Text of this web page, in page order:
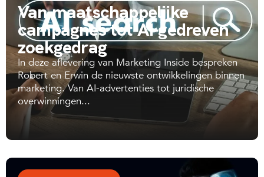
Van maatschappelijke
campagnes tot AI-gedreven
zoekgedrag
In deze aflevering van Marketing Inside bespreken
Robert en Erwin de nieuwste ontwikkelingen binnen
marketing. Van AI-advertenties tot juridische
overwinningen...